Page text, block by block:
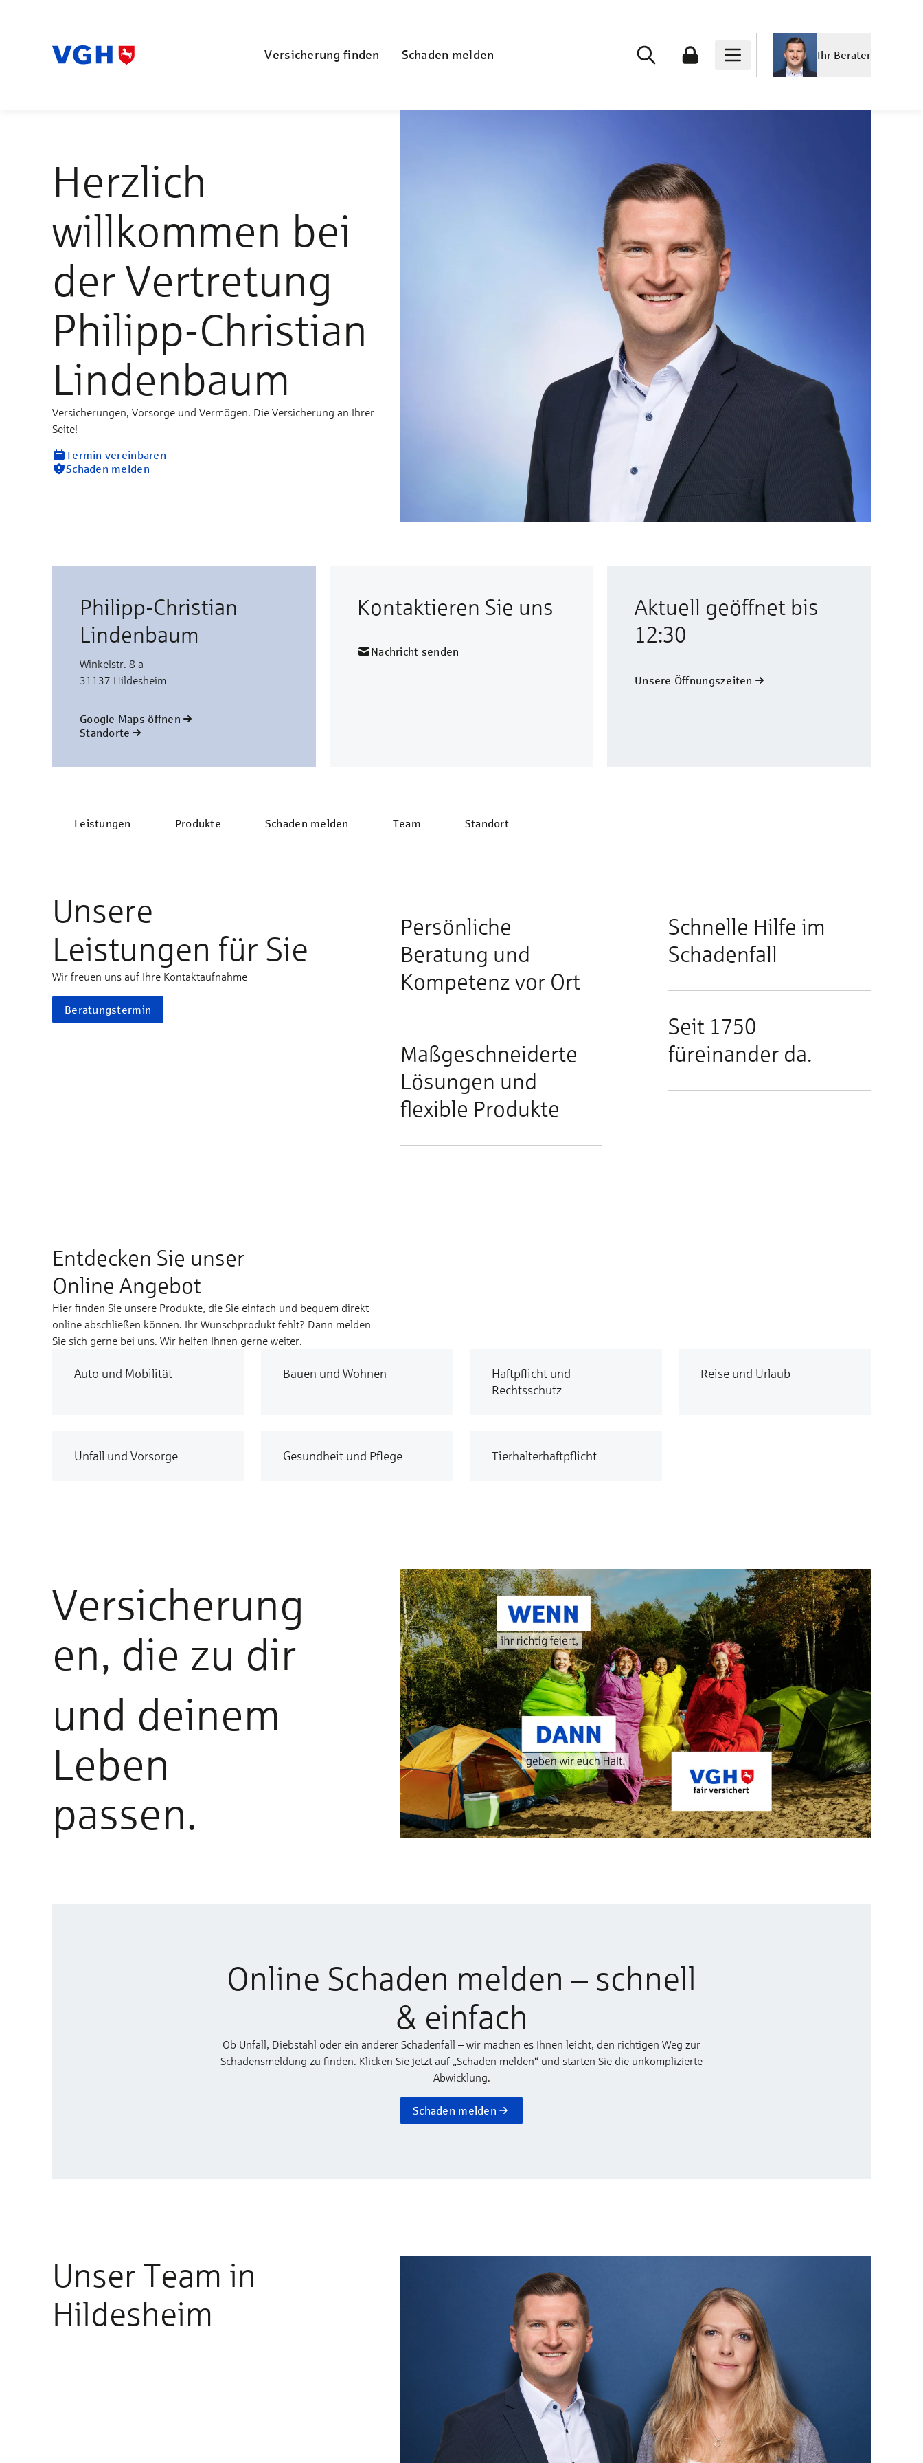
Versicherung finden Schaden melden Ihr Berater
Herzlich
willkommen bei
der Vertretung
Philipp-Christian
Lindenbaum
Versicherungen, Vorsorge und Vermögen. Die Versicherung an Ihrer
Seite!
Termin vereinbaren
Schaden melden
Philipp-Christian
Lindenbaum
Winkelstr. 8 a
31137 Hildesheim
Google Maps öffnen
Standorte
Kontaktieren Sie uns
Nachricht senden
Aktuell geöffnet bis
12:30
Unsere Öffnungszeiten
Leistungen Produkte Schaden melden Team Standort
Unsere
Leistungen für Sie
Wir freuen uns auf Ihre Kontaktaufnahme
Beratungstermin
Persönliche
Beratung und
Kompetenz vor Ort
Maßgeschneiderte
Lösungen und
flexible Produkte
Schnelle Hilfe im
Schadenfall
Seit 1750
füreinander da.
Entdecken Sie unser
Online Angebot
Hier finden Sie unsere Produkte, die Sie einfach und bequem direkt
online abschließen können. Ihr Wunschprodukt fehlt? Dann melden
Sie sich gerne bei uns. Wir helfen Ihnen gerne weiter.
Auto und Mobilität Bauen und Wohnen
Haftpflicht und
Rechtsschutz
Reise und Urlaub
Unfall und Vorsorge Gesundheit und Pflege Tierhalterhaftpflicht
Versicherung
en, die zu dir
und deinem
Leben
passen.
Online Schaden melden – schnell
& einfach
Ob Unfall, Diebstahl oder ein anderer Schadenfall – wir machen es Ihnen leicht, den richtigen Weg zur
Schadensmeldung zu finden. Klicken Sie jetzt auf „Schaden melden“ und starten Sie die unkomplizierte
Abwicklung.
Schaden melden
Unser Team in
Hildesheim